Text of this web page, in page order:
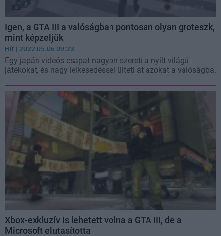
Igen, a GTA III a valóságban pontosan olyan groteszk,
mint képzeljük
Hír | 2022.05.06 09:23
Egy japán videós csapat nagyon szereti a nyílt világú
játékokat, és nagy lelkesedéssel ülteti át azokat a valóságba.
Xbox-exkluzív is lehetett volna a GTA III, de a
Microsoft elutasította